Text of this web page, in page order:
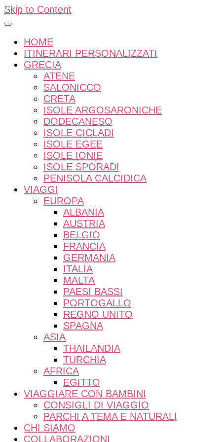
Skip to Content
HOME
ITINERARI PERSONALIZZATI
GRECIA
ATENE
SALONICCO
CRETA
ISOLE ARGOSARONICHE
DODECANESO
ISOLE CICLADI
ISOLE EGEE
ISOLE IONIE
ISOLE SPORADI
PENISOLA CALCIDICA
VIAGGI
EUROPA
ALBANIA
AUSTRIA
BELGIO
FRANCIA
GERMANIA
ITALIA
MALTA
PAESI BASSI
PORTOGALLO
REGNO UNITO
SPAGNA
ASIA
THAILANDIA
TURCHIA
AFRICA
EGITTO
VIAGGIARE CON BAMBINI
CONSIGLI DI VIAGGIO
PARCHI A TEMA E NATURALI
CHI SIAMO
COLLABORAZIONI